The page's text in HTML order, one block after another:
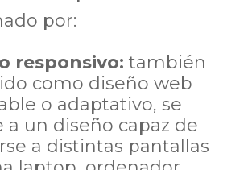
por:
responsivo: también
como diseño web
o adaptativo, se
a un diseño capaz de
a distintas pantallas